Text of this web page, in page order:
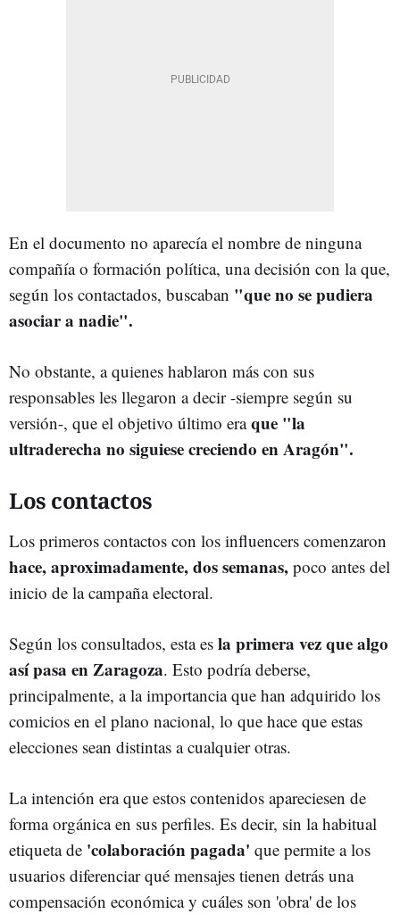
En el documento no aparecía el nombre de ninguna
compañía o formación política, una decisión con la que,
según los contactados, buscaban "que no se pudiera
asociar a nadie".
No obstante, a quienes hablaron más con sus
responsables les llegaron a decir -siempre según su
versión-, que el objetivo último eraque "la
ultraderecha no siguiese creciendo en Aragón".
Los contactos
Los primeros contactos con los influencers comenzaron
hace, aproximadamente, dos semanas, poco antes del
inicio de la campaña electoral.
Según los consultados, esta es la primera vez que algo
así pasa en Zaragoza. Esto podría deberse,
principalmente, a la importancia que han adquirido los
comicios en el plano nacional, lo que hace que estas
elecciones sean distintas a cualquier otras.
La intención era que estos contenidos apareciesen de
forma orgánica en sus perfiles. Es decir, sin la habitual
etiqueta de 'colaboración pagada' que permite a los
usuarios diferenciar qué mensajes tienen detrás una
compensación económica y cuáles son 'obra' de los